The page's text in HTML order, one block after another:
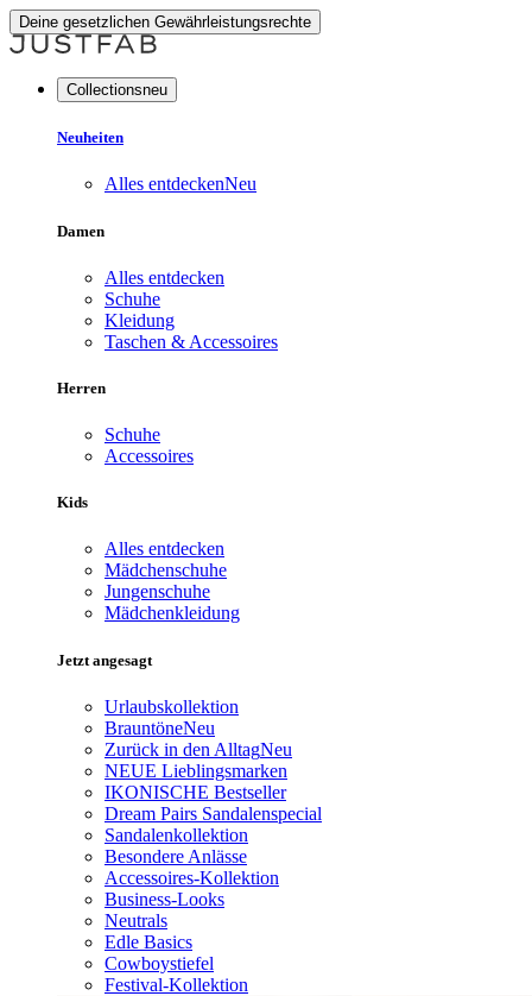
Deine gesetzlichen Gewährleistungsrechte
Collectionsneu
Neuheiten
Alles entdeckenNeu
Damen
Alles entdecken
Schuhe
Kleidung
Taschen & Accessoires
Herren
Schuhe
Accessoires
Kids
Alles entdecken
Mädchenschuhe
Jungenschuhe
Mädchenkleidung
Jetzt angesagt
Urlaubskollektion
BrauntöneNeu
Zurück in den AlltagNeu
NEUE Lieblingsmarken
IKONISCHE Bestseller
Dream Pairs Sandalenspecial
Sandalenkollektion
Besondere Anlässe
Accessoires-Kollektion
Business-Looks
Neutrals
Edle Basics
Cowboystiefel
Festival-Kollektion